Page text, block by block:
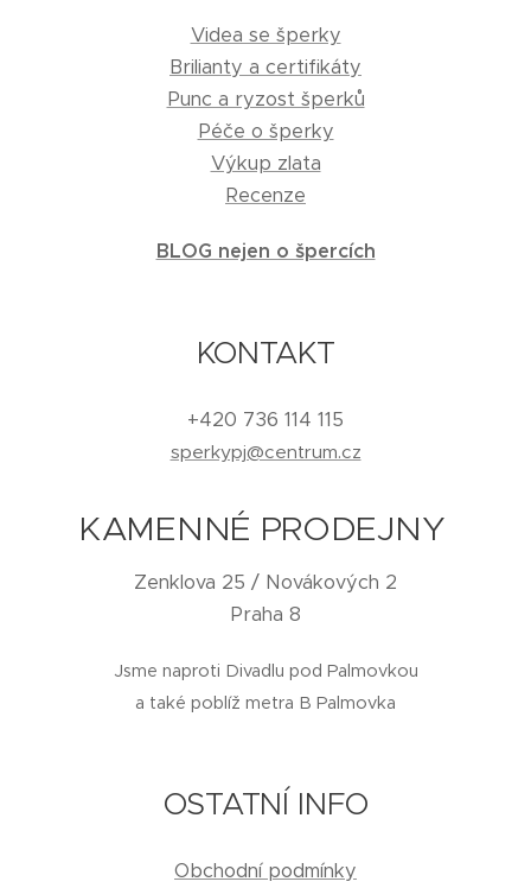
Videa se šperky
Brilianty a certifikáty
Punc a ryzost šperků
Péče o šperky
Výkup zlata
Recenze
BLOG nejen o špercích
KONTAKT
+420 736 114 115
sperkypj@centrum.cz
KAMENNÉ PRODEJNY
Zenklova 25 / Novákových 2
Praha 8
Jsme naproti Divadlu pod Palmovkou
a také poblíž metra B Palmovka
OSTATNÍ INFO
Obchodní podmínky